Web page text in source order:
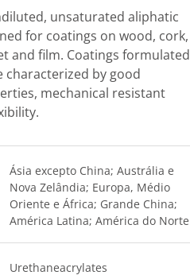
unsaturated aliphatic
for coatings on wood, cork,
and film. Coatings formulated
characterized by good
mechanical resistant
Ásia excepto China; Austrália e
Nova Zelândia; Europa, Médio
Oriente e África; Grande China;
América Latina; América do Norte
Urethaneacrylates